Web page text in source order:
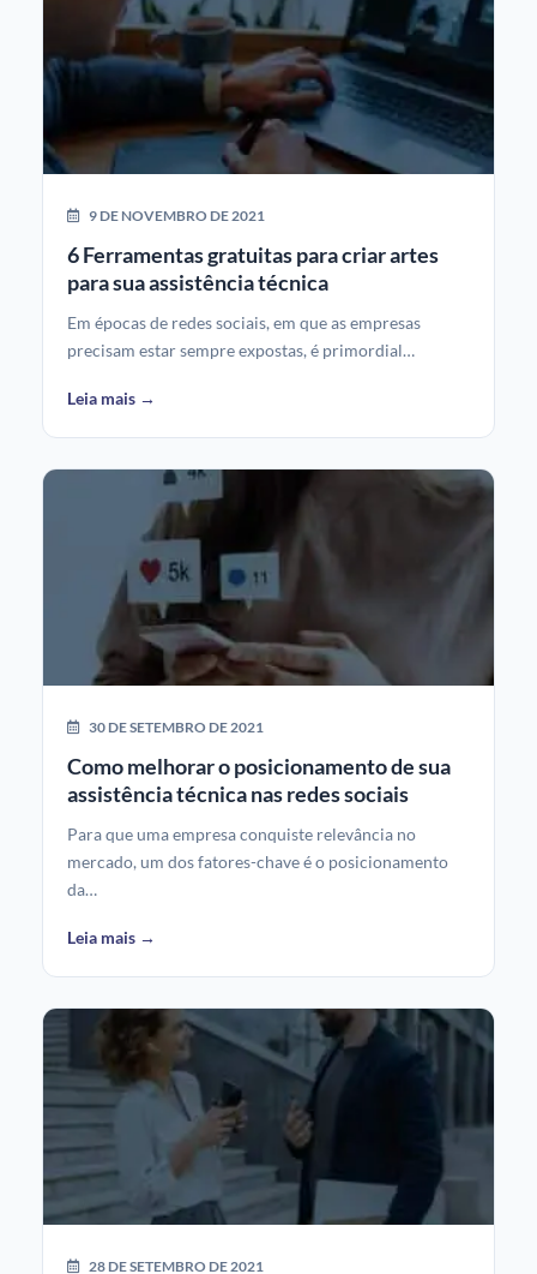
9 DE NOVEMBRO DE 2021
6 Ferramentas gratuitas para criar artes
para sua assistência técnica
Em épocas de redes sociais, em que as empresas
precisam estar sempre expostas, é primordial…
Leia mais →
30 DE SETEMBRO DE 2021
Como melhorar o posicionamento de sua
assistência técnica nas redes sociais
Para que uma empresa conquiste relevância no
mercado, um dos fatores-chave é o posicionamento
da…
Leia mais →
28 DE SETEMBRO DE 2021